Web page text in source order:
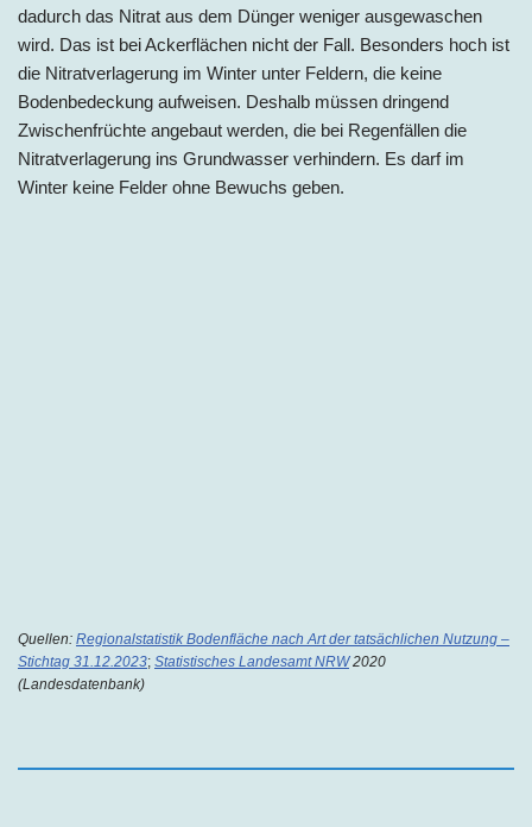
dadurch das Nitrat aus dem Dünger weniger ausgewaschen
wird. Das ist bei Ackerflächen nicht der Fall. Besonders hoch ist
die Nitratverlagerung im Winter unter Feldern, die keine
Bodenbedeckung aufweisen. Deshalb müssen dringend
Zwischenfrüchte angebaut werden, die bei Regenfällen die
Nitratverlagerung ins Grundwasser verhindern. Es darf im
Winter keine Felder ohne Bewuchs geben.
Quellen: Regionalstatistik Bodenfläche nach Art der tatsächlichen Nutzung –
Stichtag 31.12.2023; Statistisches Landesamt NRW2020
(Landesdatenbank)